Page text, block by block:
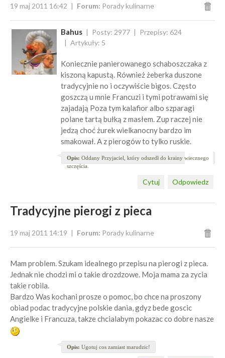
19 maj 2011 16:42 Forum: Porady kulinarne
Bahus Posty: 2977
Przepisy: 624
Artykuły: 5
Koniecznie panierowanego schaboszczaka z
kiszoną kapustą. Również żeberka duszone
tradycyjnie no i oczywiście bigos. Często
goszczą u mnie Francuzi i tymi potrawami się
zajadają Poza tym kalafior albo szparagi
polane tartą bułką z masłem. Zup raczej nie
jedzą choć żurek wielkanocny bardzo im
smakował. A z pierogów to tylko ruskie.
Opis: Oddany Przyjaciel, który odszedł do krainy wiecznego
szczęścia.
Odpowiedz
Cytuj
Tradycyjne pierogi z pieca
19 maj 2011 14:19 Forum: Porady kulinarne
Mam problem. Szukam idealnego przepisu na pierogi z pieca.
Jednak nie chodzi mi o takie drozdzowe. Moja mama za zycia
takie robila.
Bardzo Was kochani prosze o pomoc, bo chce na proszony
obiad podac tradycyjne polskie dania, gdyz bede goscic
Angielke i Francuza, takze chcialabym pokazac co dobre nasze
Opis: Ugotuj cos zamiast marudzic!